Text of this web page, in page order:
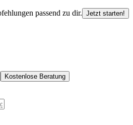
passend zu dir. Jetzt starten!
Kostenlose Beratung